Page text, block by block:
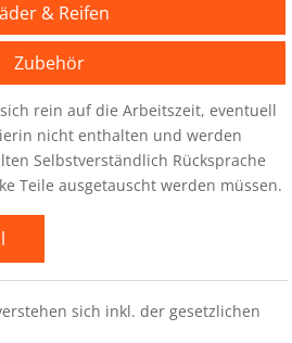
& Reifen
Zubehör
rein auf die Arbeitszeit, eventuell
nicht enthalten und werden
Selbstverständlich Rücksprache
Teile ausgetauscht werden müssen.
sich inkl. der gesetzlichen